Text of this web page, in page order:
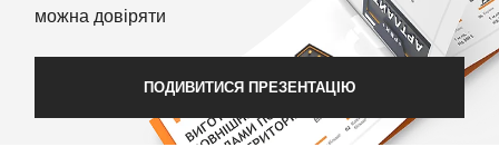
можна довіряти
ПОДИВИТИСЯ ПРЕЗЕНТАЦІЮ